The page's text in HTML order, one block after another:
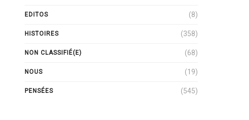
EDITOS (8)
HISTOIRES (358)
NON CLASSIFIÉ(E) (68)
NOUS (19)
PENSÉES (545)